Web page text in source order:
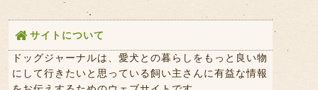
サイトについて
ドッグジャーナルは、愛犬との暮らしをもっと良い物
にして行きたいと思っている飼い主さんに有益な情報